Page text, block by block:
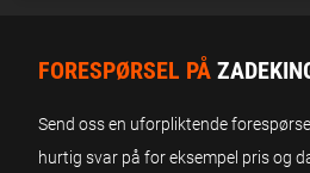
FORESPØRSEL PÅ
Send oss en uforpliktende
hurtig svar på for eksempel pris og